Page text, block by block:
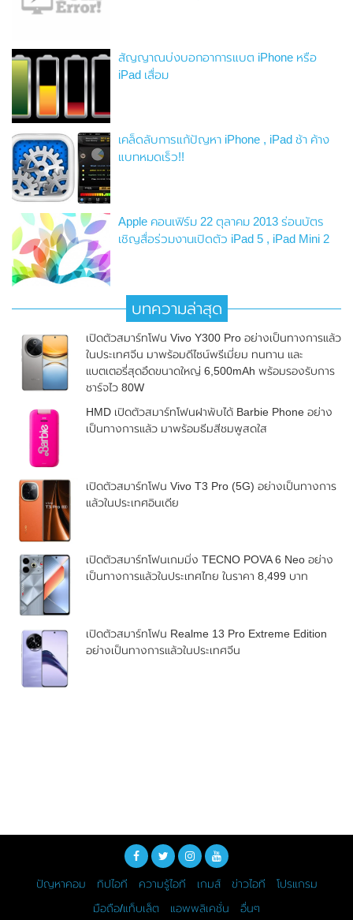
สัญญาณบ่งบอกอาการแบต iPhone หรือ
iPad เสื่อม
เคล็ดลับการแก้ปัญหา iPhone , iPad ช้า ค้าง
แบทหมดเร็ว!!
Apple คอนเฟิร์ม 22 ตุลาคม 2013 ร่อนบัตร
เชิญสื่อร่วมงานเปิดตัว iPad 5 , iPad Mini 2
บทความล่าสุด
เปิดตัวสมาร์ทโฟน Vivo Y300 Pro อย่างเป็นทางการแล้ว
ในประเทศจีน มาพร้อมดีไซน์พรีเมี่ยม ทนทาน และ
แบตเตอรี่สุดอึดขนาดใหญ่ 6,500mAh พร้อมรองรับการ
ชาร์จไว 80W
HMD เปิดตัวสมาร์ทโฟนฝาพับได้ Barbie Phone อย่าง
เป็นทางการแล้ว มาพร้อมธีมสีชมพูสดใส
เปิดตัวสมาร์ทโฟน Vivo T3 Pro (5G) อย่างเป็นทางการ
แล้วในประเทศอินเดีย
เปิดตัวสมาร์ทโฟนเกมมิ่ง TECNO POVA 6 Neo อย่าง
เป็นทางการแล้วในประเทศไทย ในราคา 8,499 บาท
เปิดตัวสมาร์ทโฟน Realme 13 Pro Extreme Edition
อย่างเป็นทางการแล้วในประเทศจีน
ปัญหาคอม ทิปไอที ความรู้ไอที เกมส์ ข่าวไอที
โปรแกรม
มือถือ/แท็บเล็ต
แอพพลิเคชั่น อื่นๆ